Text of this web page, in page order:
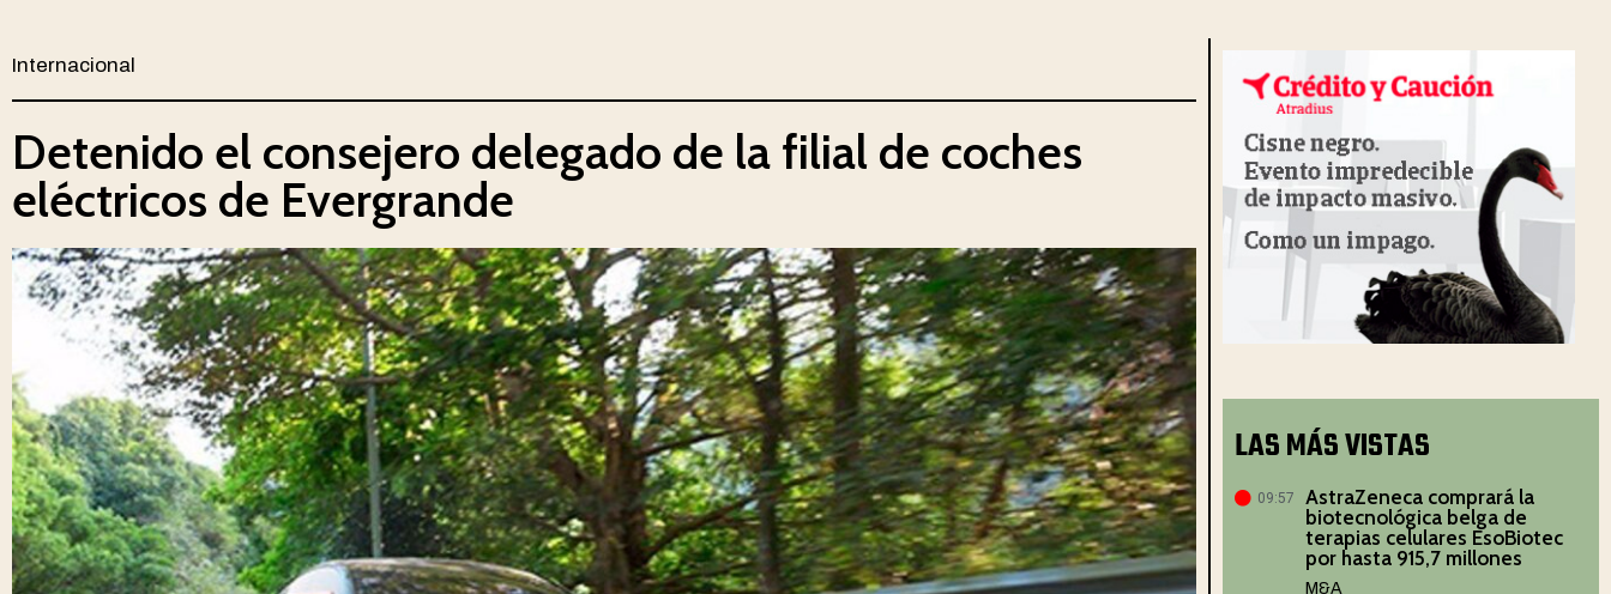
Internacional
Detenido el consejero delegado de la filial de coches
eléctricos de Evergrande
LAS MÁS VISTAS
09:57
AstraZeneca comprará la
biotecnológica belga de
terapias celulares EsoBiotec
por hasta 915,7 millones
M&A